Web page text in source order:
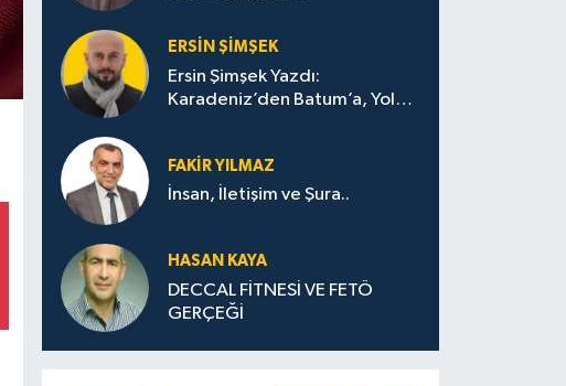
ERSIN ŞIMŞEK
Ersin Şimşek Yazdı:
Karadeniz’den Batum’a, Yolun
FAKIR YILMAZ
İnsan, İletişim ve Şura..
HASAN KAYA
DECCAL FİTNESİ VE FETÖ
GERÇEĞİ